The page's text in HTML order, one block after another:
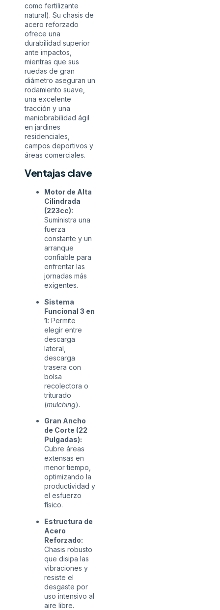
como fertilizante
natural). Su chasis de
acero reforzado
ofrece una
durabilidad superior
ante impactos,
mientras que sus
ruedas de gran
diámetro aseguran un
rodamiento suave,
una excelente
tracción y una
maniobrabilidad ágil
en jardines
residenciales,
campos deportivos y
áreas comerciales.
Ventajas clave
Motor de Alta
Cilindrada
(223cc):
Suministra una
fuerza
constante y un
arranque
confiable para
enfrentar las
jornadas más
exigentes.
Sistema
Funcional 3 en
1: Permite
elegir entre
descarga
lateral,
descarga
trasera con
bolsa
recolectora o
triturado
(mulching).
Gran Ancho
de Corte (22
Pulgadas):
Cubre áreas
extensas en
menor tiempo,
optimizando la
productividad y
el esfuerzo
físico.
Estructura de
Acero
Reforzado:
Chasis robusto
que disipa las
vibraciones y
resiste el
desgaste por
uso intensivo al
aire libre.